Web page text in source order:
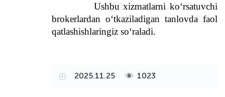
Ushbu xizmatlarni ko‘rsatuvchi
brokerlardan o‘tkaziladigan tanlovda faol
qatlashishlaringiz so‘raladi.
2025.11.25 1023